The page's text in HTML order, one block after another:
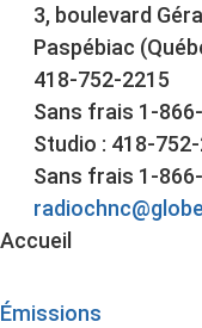
3, boulevard
Paspébiac
418-752-2215
Sans frais 1-
Studio : 418-
Sans frais 1-
Accueil
Émissions